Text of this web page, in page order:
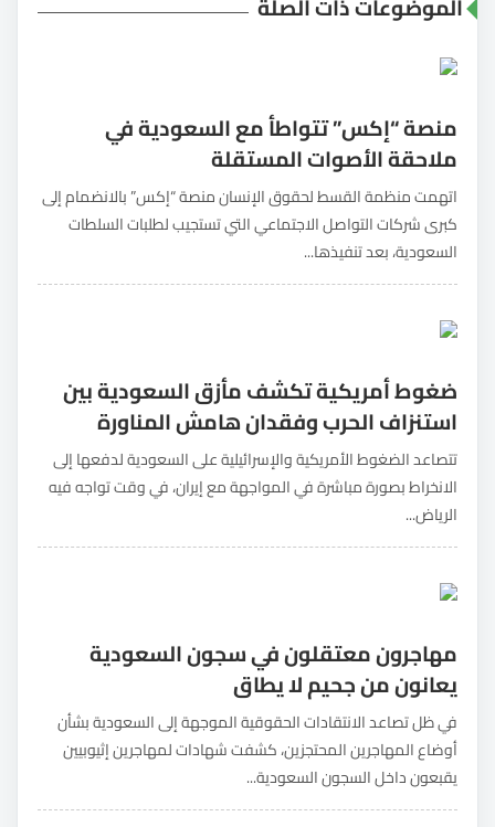
منصة “إكس” تتواطأ مع السعودية في
ملاحقة الأصوات المستقلة
اتهمت منظمة القسط لحقوق الإنسان منصة “إكس” بالانضمام إلى
كبرى شركات التواصل الاجتماعي التي تستجيب لطلبات السلطات
السعودية، بعد تنفيذها...
ضغوط أمريكية تكشف مأزق السعودية بين
استنزاف الحرب وفقدان هامش المناورة
تتصاعد الضغوط الأمريكية والإسرائيلية على السعودية لدفعها إلى
الانخراط بصورة مباشرة في المواجهة مع إيران، في وقت تواجه فيه
الرياض...
مهاجرون معتقلون في سجون السعودية
يعانون من جحيم لا يطاق
في ظل تصاعد الانتقادات الحقوقية الموجهة إلى السعودية بشأن
أوضاع المهاجرين المحتجزين، كشفت شهادات لمهاجرين إثيوبيين
يقبعون داخل السجون السعودية...